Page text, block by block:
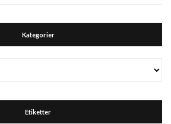
Kategorier
Etiketter